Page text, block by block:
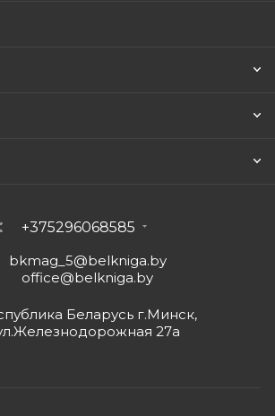
+375296068585
bkmag_5@belkniga.by
office@belkniga.by
Беларусь г.Минск,
27а